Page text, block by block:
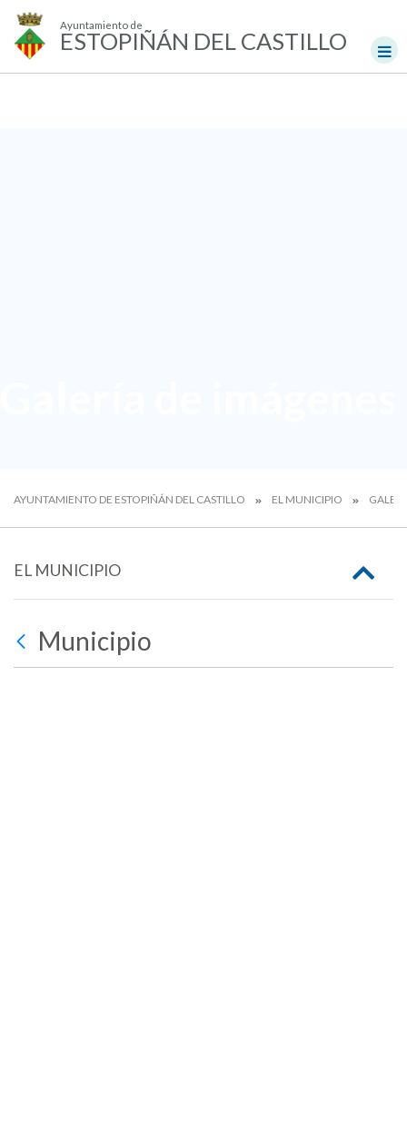
Ayuntamiento de
ESTOPIÑÁN DEL CASTILLO
AYUNTAMIENTO DE ESTOPIÑÁN DEL CASTILLO EL MUNICIPIO
EL MUNICIPIO
Municipio